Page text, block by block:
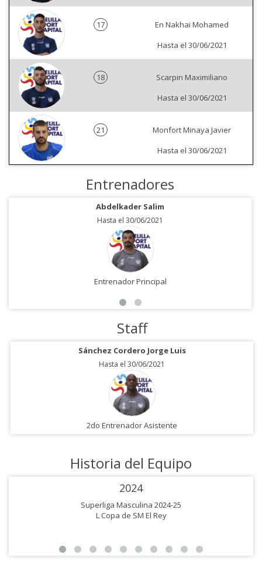
17
En Nakhai Mohamed
Hasta el 30/06/2021
18
Scarpin Maximiliano
Hasta el 30/06/2021
21
Monfort Minaya Javier
Hasta el 30/06/2021
Entrenadores
Abdelkader Salim
Hasta el 30/06/2021
Entrenador Principal
Staff
Sánchez Cordero Jorge Luis
Hasta el 30/06/2021
2do Entrenador Asistente
Historia del Equipo
2024
Superliga Masculina 2024-25
L Copa de SM El Rey